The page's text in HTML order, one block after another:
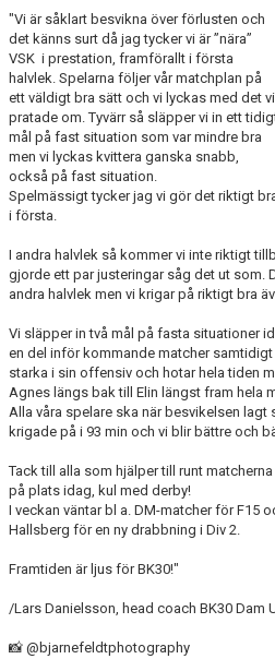
KONTAKT
VÅRA LAG/TRÄNARE
NY I BK30
WIMANS MINNESFOND
DOKUMENT
"Vi är såklart besvikna över förlusten och
det känns surt då jag tycker vi är ”nära”
VSK i prestation, framförallt i första
halvlek. Spelarna följer vår matchplan på
ett väldigt bra sätt och vi lyckas med det vi
pratade om. Tyvärr så släpper vi in ett
mål på fast situation som var mindre bra
men vi lyckas kvittera ganska snabb,
också på fast situation.
Spelmässigt tycker jag vi gör det riktigt
i första.
I andra halvlek så kommer vi inte riktigt
gjorde ett par justeringar såg det ut som.
andra halvlek men vi krigar på riktigt bra
Vi släpper in två mål på fasta situationer
en del inför kommande matcher samtidigt
starka i sin offensiv och hotar hela tiden
Agnes längs bak till Elin längst fram hela
Alla våra spelare ska när besvikelsen lagt
krigade på i 93 min och vi blir bättre och
Tack till alla som hjälper till runt
på plats idag, kul med derby!
I veckan väntar bl a. DM-matcher för F15
Hallsberg för en ny drabbning i Div 2.
Framtiden är ljus för BK30!"
/Lars Danielsson, head coach BK30 Dam
📸 @bjarnefeldtphotography